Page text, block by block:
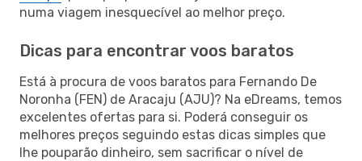
numa viagem inesquecível ao melhor preço.
Dicas para encontrar voos baratos
Está à procura de voos baratos para Fernando De
Noronha (FEN) de Aracaju (AJU)? Na eDreams, temos
excelentes ofertas para si. Poderá conseguir os
melhores preços seguindo estas dicas simples que
lhe pouparão dinheiro, sem sacrificar o nível de